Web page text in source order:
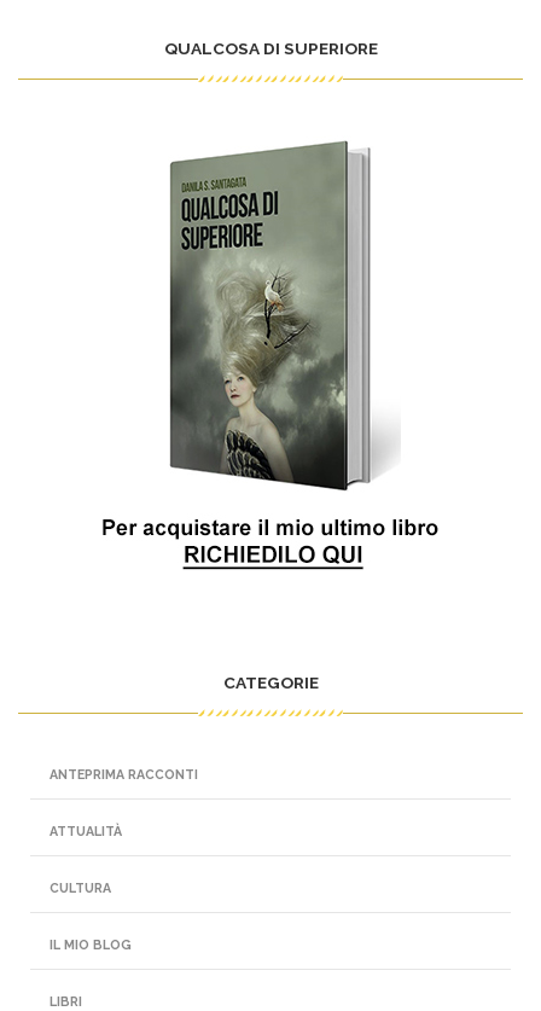
QUALCOSA DI SUPERIORE
CATEGORIE
ANTEPRIMA RACCONTI
ATTUALITÀ
CULTURA
IL MIO BLOG
LIBRI